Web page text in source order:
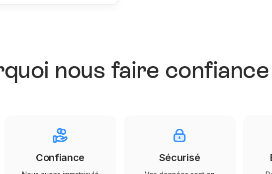
nous faire confiance
Confiance Sécurisé